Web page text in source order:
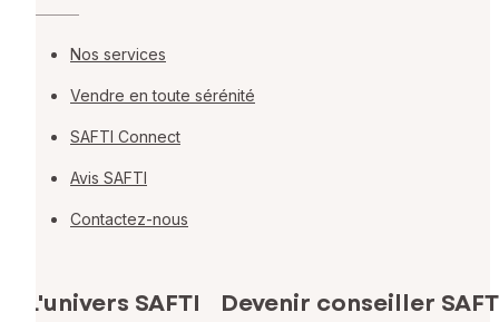
Nos services
Vendre en toute sérénité
SAFTI Connect
Avis SAFTI
Contactez-nous
L'univers SAFTI Devenir conseiller